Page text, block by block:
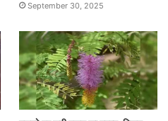
September 30, 2025